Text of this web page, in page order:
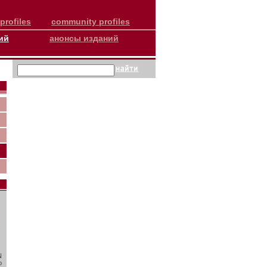
community profiles
анонсы изданий